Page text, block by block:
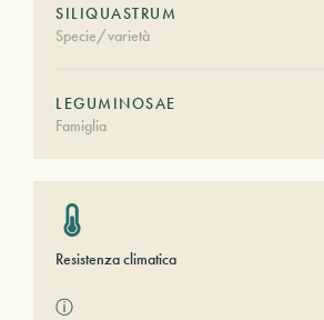
SILIQUASTRUM
Specie/varietà
LEGUMINOSAE
Famiglia
Resistenza climatica
ⓘ